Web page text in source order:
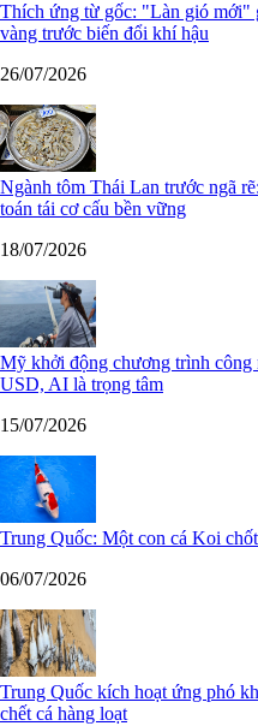
Thích ứng từ gốc: "Làn gió mới"
vàng trước biến đổi khí hậu
26/07/2026
Ngành tôm Thái Lan trước ngã
toán tái cơ cấu bền vững
18/07/2026
Mỹ khởi động chương trình công
USD, AI là trọng tâm
15/07/2026
Trung Quốc: Một con cá Koi
06/07/2026
Trung Quốc kích hoạt ứng phó
chết cá hàng loạt